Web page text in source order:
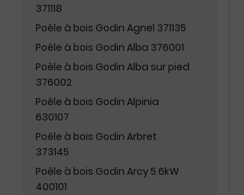
371118
Poêle à bois Godin Agnel 371135
Poêle à bois Godin Alba 376001
Poêle à bois Godin Alba sur pied
376002
Poêle à bois Godin Alpinia
630107
Poêle à bois Godin Arbret
373145
Poêle à bois Godin Arcy 5.6kW
400101